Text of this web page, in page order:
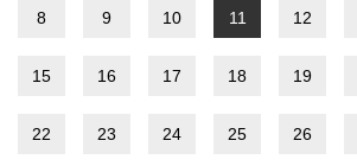
8 9 10 11 12
15 16 17 18 19
22 23 24 25 26